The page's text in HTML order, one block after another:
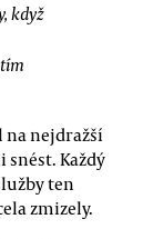
když
na nejdražší
Každý
ten
zmizely.